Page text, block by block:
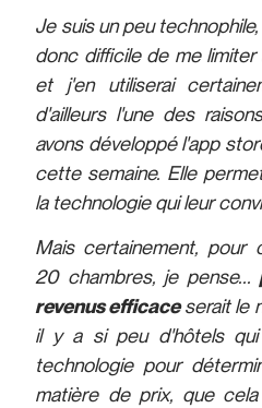
Je suis un peu
donc difficile de me
et j'en utiliserai
d'ailleurs l'une des
avons développé l'app
cette semaine. Elle
la technologie qui leur
Mais certainement, pour
20 chambres, je pense...
revenus efficaceserait le
il y a si peu d'hôtels qui
technologie pour
matière de prix, que